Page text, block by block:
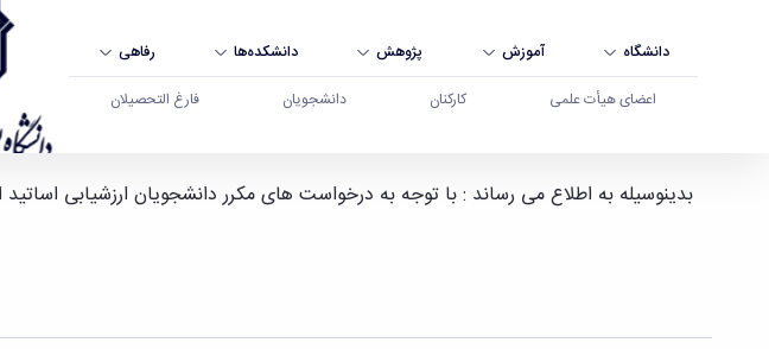
دانشگاه آموزش پژوهش دانشکده‌ها رفاهی
اعضای هیأت علمی کارکنان دانشجویان فارغ التحصیلان
تمدید مهلت ارزشیابی اساتید - دانشگاه بوعلی سینا همدان
بدینوسیله به اطلاع می رساند : با توجه به درخواست های مکرر دانشجویان ارزشیابی اساتید از روز یکشنبه مورخ 1397/2/30 لغایت